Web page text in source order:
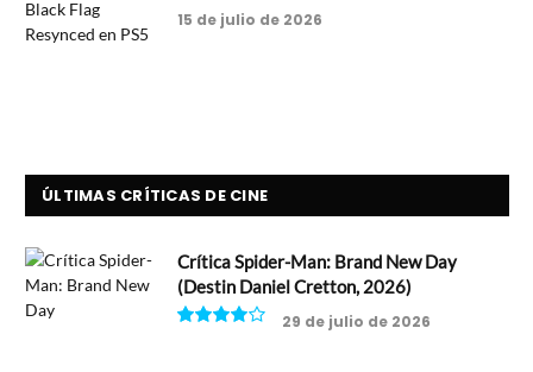
15 de julio de 2026
ÚLTIMAS CRÍTICAS DE CINE
Crítica Spider-Man: Brand New Day
(Destin Daniel Cretton, 2026)
29 de julio de 2026